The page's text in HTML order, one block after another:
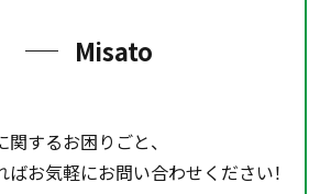
Misato
するお困りごと、
ばお気軽にお問い合わせください！